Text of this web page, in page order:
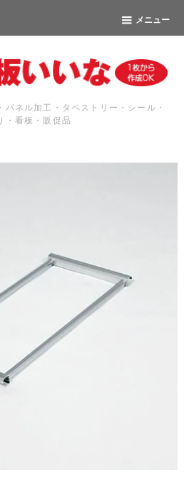
メニュー
ネル加工・タペストリー・シール・
・看板・販促品